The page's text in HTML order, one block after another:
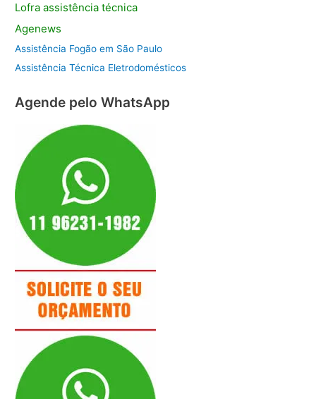
Lofra assistênciatécnica
Agenews
Assistência Fogão em São Paulo
Assistência Técnica Eletrodomésticos
Agende pelo WhatsApp